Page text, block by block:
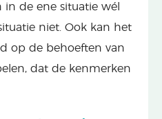
de ene situatie wél
niet. Ook kan het
op de behoeften van
dat de kenmerken